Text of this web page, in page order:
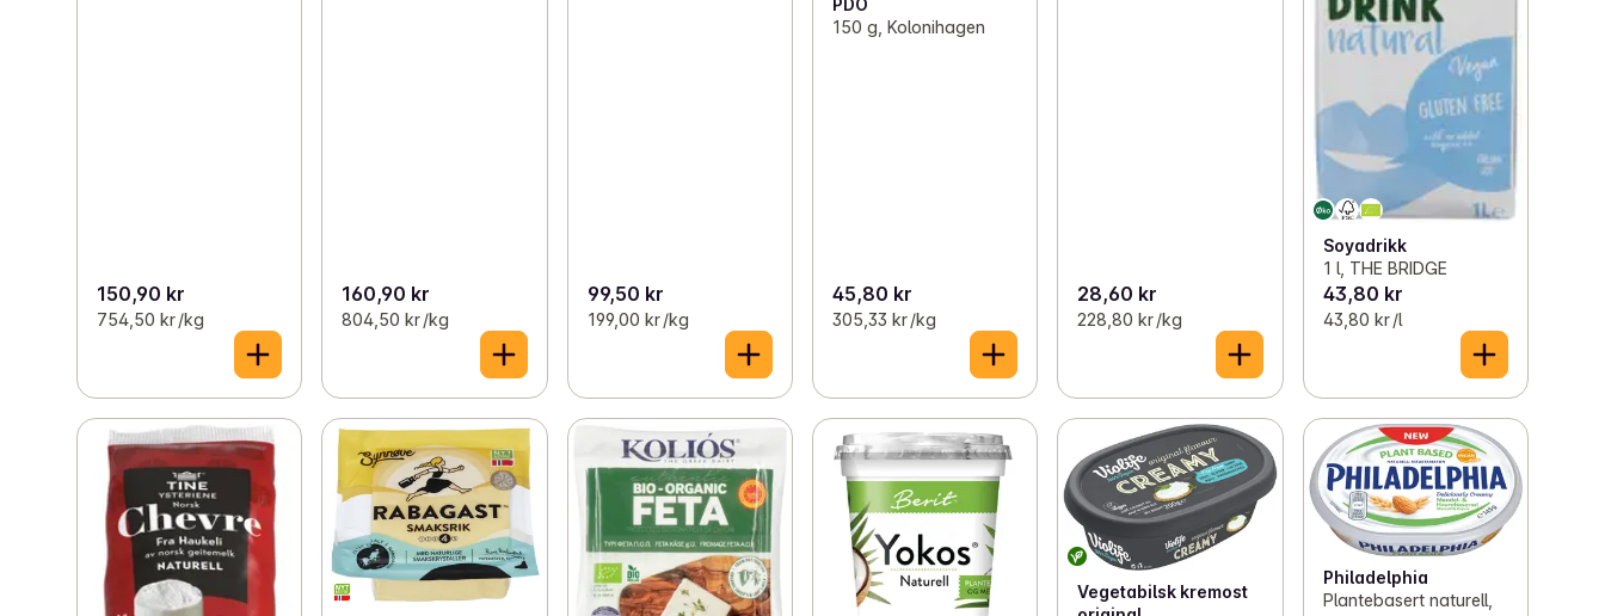
150,90 kr
754,50 kr /kg
160,90 kr
804,50 kr /kg
99,50 kr
199,00 kr /kg
150 g, Kolonihagen
45,80 kr
305,33 kr /kg
28,60 kr
228,80 kr /kg
Soyadrikk
1 l, THE BRIDGE
43,80 kr
43,80 kr /l
Vegetabilsk kremost
Philadelphia
Plantebasert naturell,